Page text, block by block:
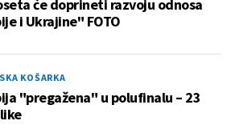
će doprineti razvoju odnosa
i Ukrajine" FOTO
KOŠARKA
"pregažena" u polufinalu – 23